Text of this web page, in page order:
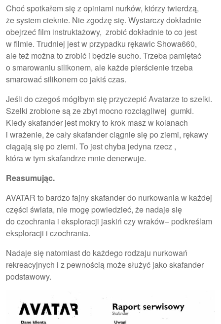
Choć spotkałem się z opiniami nurków, którzy twierdzą,
że system cieknie. Nie zgodzę się. Wystarczy dokładnie
obejrzeć film instruktażowy, zrobić dokładnie to co jest
w filmie. Trudniej jest w przypadku rękawic Showa660,
ale też można to zrobić i będzie sucho. Trzeba pamiętać
o smarowaniu silikonem, ale każde pierścienie trzeba
smarować silikonem co jakiś czas.
Jeśli do czegoś mógłbym się przyczepić Avatarze to szelki.
Szelki zrobione są ze zbyt mocno rozciągliwej gumki.
Kiedy skafander jest mokry to krok masz w kolanach
i wrażenie, że cały skafander ciągnie się po ziemi, rękawy
ciągają się po ziemi. To jest chyba jedyna rzecz ,
która w tym skafandrze mnie denerwuje.
Reasumując.
AVATAR to bardzo fajny skafander do nurkowania w każdej
części świata, nie mogę powiedzieć, że nadaje się
do czochrania i eksploracji jaskiń czy wraków– podkreślam
eksploracji i czochrania.
Nadaje się natomiast do każdego rodzaju nurkowań
rekreacyjnych i z pewnością może służyć jako skafander
podstawowy.